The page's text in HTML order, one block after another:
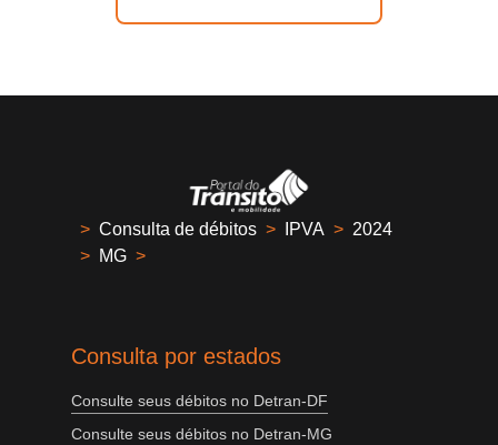
> Consulta de débitos > IPVA > 2024
> MG >
Consulta por estados
Consulte seus débitos no Detran-DF
Consulte seus débitos no Detran-MG